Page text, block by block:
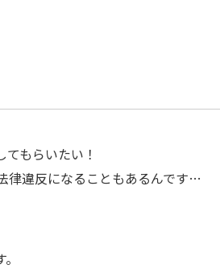
もらいたい！
律違反になることもあるんです…